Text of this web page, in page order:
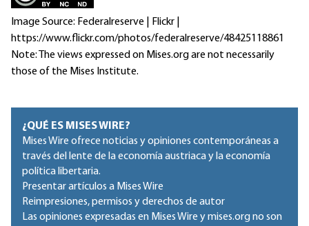
Image Source: Federalreserve | Flickr |
https://www.flickr.com/photos/federalreserve/48425118861
Note: The views expressed on Mises.org are not necessarily
those of the Mises Institute.
¿QUÉ ES MISES WIRE?
Mises Wire ofrece noticias y opiniones contemporáneas a
través del lente de la economía austriaca y la economía
política libertaria.
Presentar artículos a Mises Wire
Reimpresiones, permisos y derechos de autor
Las opiniones expresadas en Mises Wire y mises.org no son